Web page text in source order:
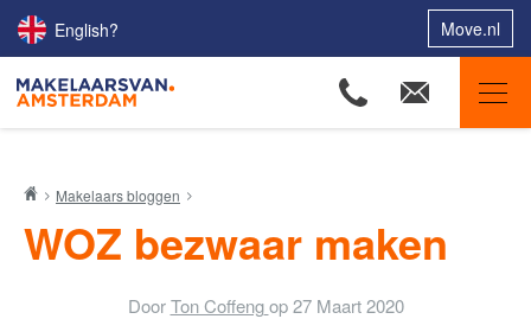
English? Move.nl
Ons aanbod
Woningzoekers
Makelaars bloggen
WOZ bezwaar maken
DoorTon Coffeng op27 Maart 2020